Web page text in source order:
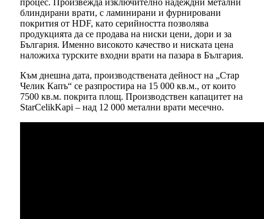
процес. Произвежда изключително надеждни метални
блиндирани врати, с ламинирани и фурнировани
покрития от HDF, като серийността позволява
продукцията да се продава на ниски цени, дори и за
България. Именно високото качество и ниската цена
наложиха турските входни врати на пазара в България.
Към днешна дата, производствената дейност на „Стар
Челик Капъ“ се разпростира на 15 000 кв.м., от които
7500 кв.м. покрита площ. Производствен капацитет на
StarCelikKapi – над 12 000 метални врати месечно.